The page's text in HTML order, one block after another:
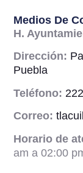
Medios De
H.
Dirección:
Puebla
Teléfono:
Correo:
Horario de
am a 02:00